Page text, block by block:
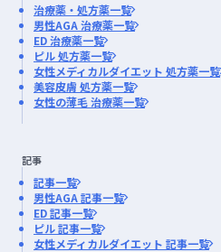
治療薬・処方薬一覧
男性AGA 治療薬一覧
ED 治療薬一覧
ピル 処方薬一覧
女性メディカルダイエット 処方薬一覧
美容皮膚 処方薬一覧
女性の薄毛 治療薬一覧
記事
記事一覧
男性AGA 記事一覧
ED 記事一覧
ピル 記事一覧
女性メディカルダイエット 記事一覧